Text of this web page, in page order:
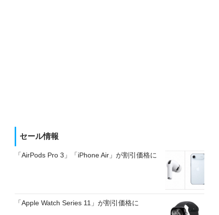
セール情報
「AirPods Pro 3」「iPhone Air」が割引価格に
「Apple Watch Series 11」が割引価格に